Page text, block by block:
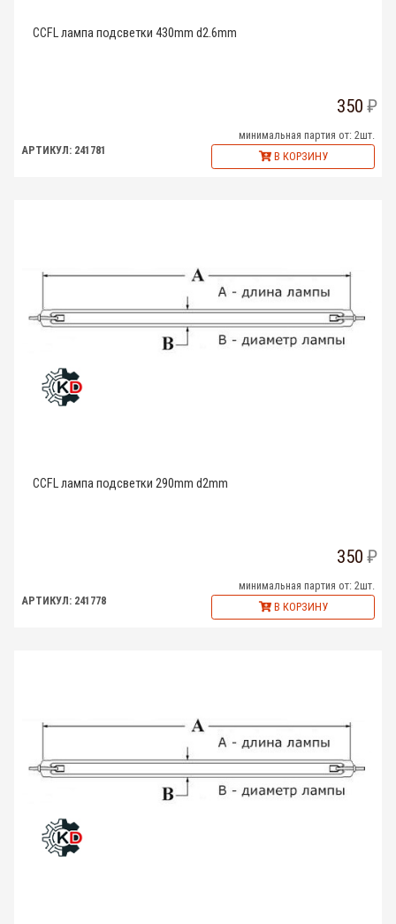
CCFL лампа подсветки 430mm d2.6mm
350
минимальная партия от: 2шт.
АРТИКУЛ: 241781
В КОРЗИНУ
CCFL лампа подсветки 290mm d2mm
350
минимальная партия от: 2шт.
АРТИКУЛ: 241778
В КОРЗИНУ